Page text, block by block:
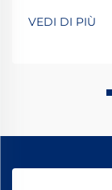
elementi di
binari alle
VEDI DI PIÙ